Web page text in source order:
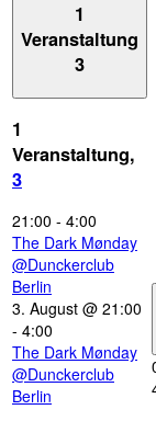
1
Veranstaltung
3
1
Veranstaltung,
3
21:00 - 4:00
The Dark Mønday
@Dunckerclub
Berlin
3. August @ 21:00
- 4:00
The Dark Mønday
@Dunckerclub
Berlin